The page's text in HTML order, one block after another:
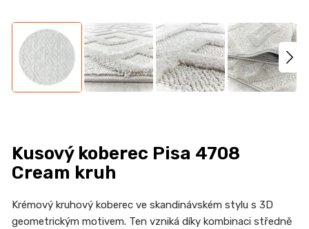
Kusový koberec Pisa 4708
Cream kruh
Krémový kruhový koberec ve skandinávském stylu s 3D
geometrickým motivem. Ten vzniká díky kombinaci středně
HLEDAT